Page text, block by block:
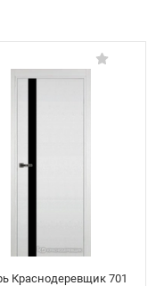
Краснодеревщик 701